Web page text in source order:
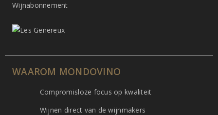
Wijnabonnement
WAAROM MONDOVINO
Compromisloze focus op kwaliteit
Wijnen direct van de wijnmakers